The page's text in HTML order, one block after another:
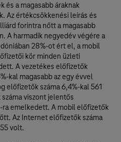
és a magasabb áraknak
Az értékcsökkenési leírás és
forintra nőtt a magasabb
A harmadik negyedév végére a
28%-ot ért el, a mobil
kör minden üzleti
A vezetékes előfizetők
kal magasabb az egy évvel
előfizetők száma 6,4%-kal 561
viszont jelentős
emelkedett. A mobil előfizetők
Az Internet előfizetők száma
volt.